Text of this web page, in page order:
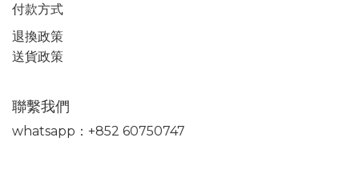
付款方式
退換政策
送貨政策
聯繫我們
whatsapp：+852 60750747